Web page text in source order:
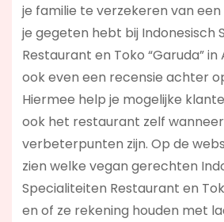
je familie te verzekeren van
je gegeten hebt bij Indonesisch
Restaurant en Toko “Garuda”
ook even een recensie achter
Hiermee help je mogelijke
ook het restaurant zelf
verbeterpunten zijn. Op de
zien welke vegan gerechten
Specialiteiten Restaurant en
en of ze rekening houden met